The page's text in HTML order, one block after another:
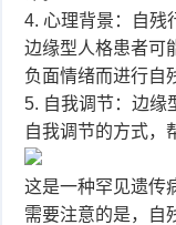
4. 心理背景：自残
边缘型人格患者可
负面情绪而进行自
5. 自我调节：边缘
自我调节的方式，
这是一种罕见遗传
需要注意的是，自